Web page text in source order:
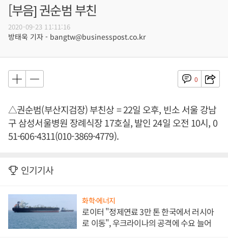
[부음] 권순범 부친
2020-09-23 11:11:16
방태욱 기자 - bangtw@businesspost.co.kr
0
△권순범(부산지검장) 부친상 = 22일 오후, 빈소 서울 강남
구 삼성서울병원 장례식장 17호실, 발인 24일 오전 10시, 0
51-606-4311(010-3869-4779).
인기기사
화학·에너지
로이터 "정제연료 3만 톤 한국에서 러시아
로 이동", 우크라이나의 공격에 수요 늘어